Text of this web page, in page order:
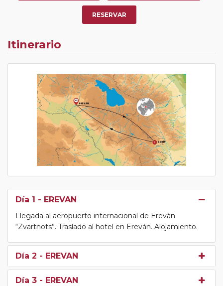
RESERVAR
Itinerario
Día 1 - EREVAN
Llegada al aeropuerto internacional de Ereván
“Zvartnots”. Traslado al hotel en Ereván. Alojamiento.
Día 2 - EREVAN
Día 3 - EREVAN